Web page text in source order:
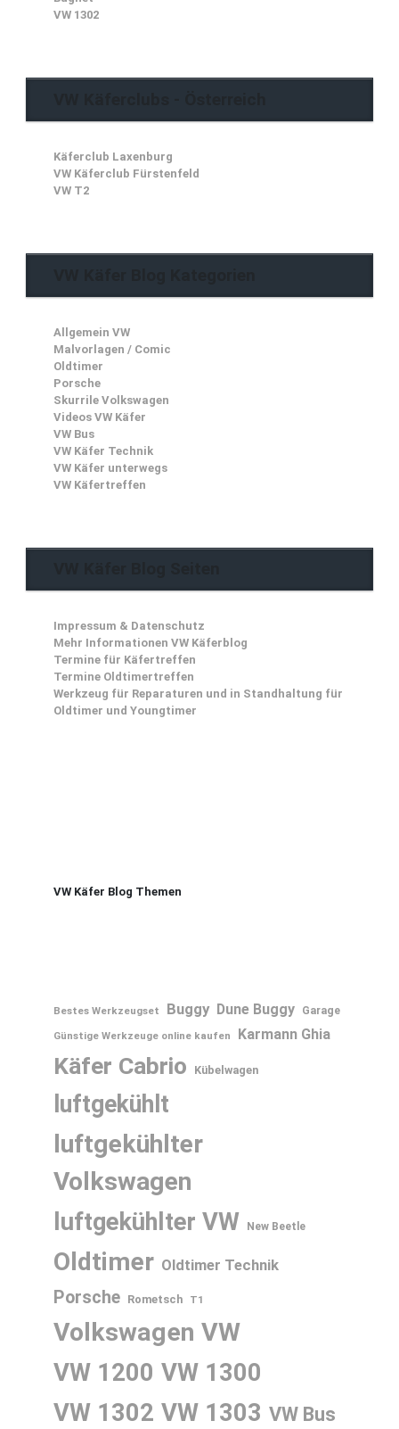
VW 1302
Käferclub Laxenburg
VW Käferclub Fürstenfeld
VW T2
Allgemein VW
Malvorlagen / Comic
Oldtimer
Porsche
Skurrile Volkswagen
Videos VW Käfer
VW Bus
VW Käfer Technik
VW Käfer unterwegs
VW Käfertreffen
Impressum & Datenschutz
Mehr Informationen VW Käferblog
Termine für Käfertreffen
Termine Oldtimertreffen
Werkzeug für Reparaturen und in Standhaltung für
Oldtimer und Youngtimer
VW Käfer Blog Themen
Bestes Werkzeugset Buggy Dune Buggy
Garage
Günstige Werkzeuge online kaufen
Karmann Ghia
Käfer Cabrio Kübelwagen
luftgekühlt
luftgekühlter
Volkswagen
luftgekühlter VW New Beetle
Oldtimer Oldtimer Technik
Porsche Rometsch T1
Volkswagen VW
VW 1200 VW 1300
VW 1302 VW 1303 VW Bus